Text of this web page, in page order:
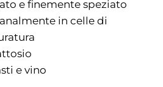
e finemente speziato
in celle di
e vino